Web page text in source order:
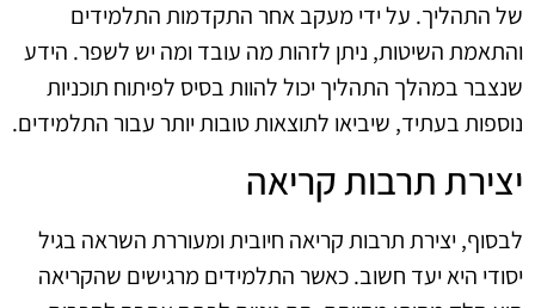
של התהליך. על ידי מעקב אחר התקדמות התלמידים
והתאמת השיטות, ניתן לזהות מה עובד ומה יש לשפר. הידע
שנצבר במהלך התהליך יכול להוות בסיס לפיתוח תוכניות
נוספות בעתיד, שיביאו לתוצאות טובות יותר עבור התלמידים.
יצירת תרבות קריאה
לבסוף, יצירת תרבות קריאה חיובית ומעוררת השראה בגיל
יסודי היא יעד חשוב. כאשר התלמידים מרגישים שהקריאה